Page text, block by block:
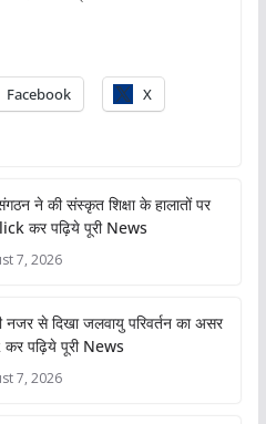
Facebook X
ने की संस्कृत शिक्षा के हालातों पर
कर पढ़िये पूरी News
7, 2026
नजर से दिखा जलवायु परिवर्तन का असर
पढ़िये पूरी News
7, 2026